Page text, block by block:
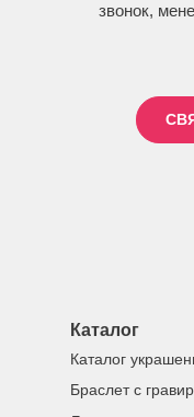
звонок,
Каталог
Каталог
Браслет с